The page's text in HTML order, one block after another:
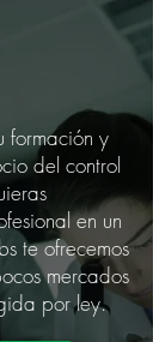
formación y
del control
en un
te ofrecemos
mercados
por ley.